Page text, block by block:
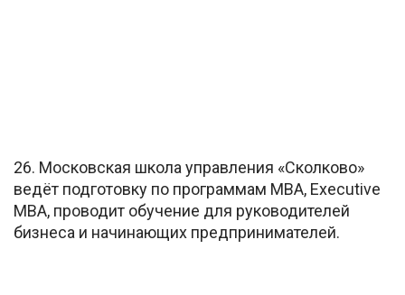
26. Московская школа управления «Сколково»
ведёт подготовку по программам MBA, Executive
MBA, проводит обучение для руководителей
бизнеса и начинающих предпринимателей.